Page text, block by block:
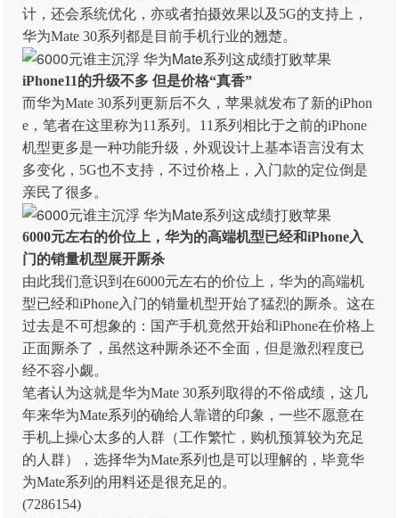
计，还会系统优化，亦或者拍摄效果以及5G的支持上，
华为Mate 30系列都是目前手机行业的翘楚。
iPhone11的升级不多 但是价格“真香”
而华为Mate 30系列更新后不久，苹果就发布了新的iPhon
e，笔者在这里称为11系列。11系列相比于之前的iPhone
机型更多是一种功能升级，外观设计上基本语言没有太
多变化，5G也不支持，不过价格上，入门款的定位倒是
亲民了很多。
6000元左右的价位上，华为的高端机型已经和iPhone入
门的销量机型展开厮杀
由此我们意识到在6000元左右的价位上，华为的高端机
型已经和iPhone入门的销量机型开始了猛烈的厮杀。这在
过去是不可想象的：国产手机竟然开始和iPhone在价格上
正面厮杀了，虽然这种厮杀还不全面，但是激烈程度已
经不容小觑。
笔者认为这就是华为Mate 30系列取得的不俗成绩，这几
年来华为Mate系列的确给人靠谱的印象，一些不愿意在
手机上操心太多的人群（工作繁忙，购机预算较为充足
的人群），选择华为Mate系列也是可以理解的，毕竟华
为Mate系列的用料还是很充足的。
(7286154)